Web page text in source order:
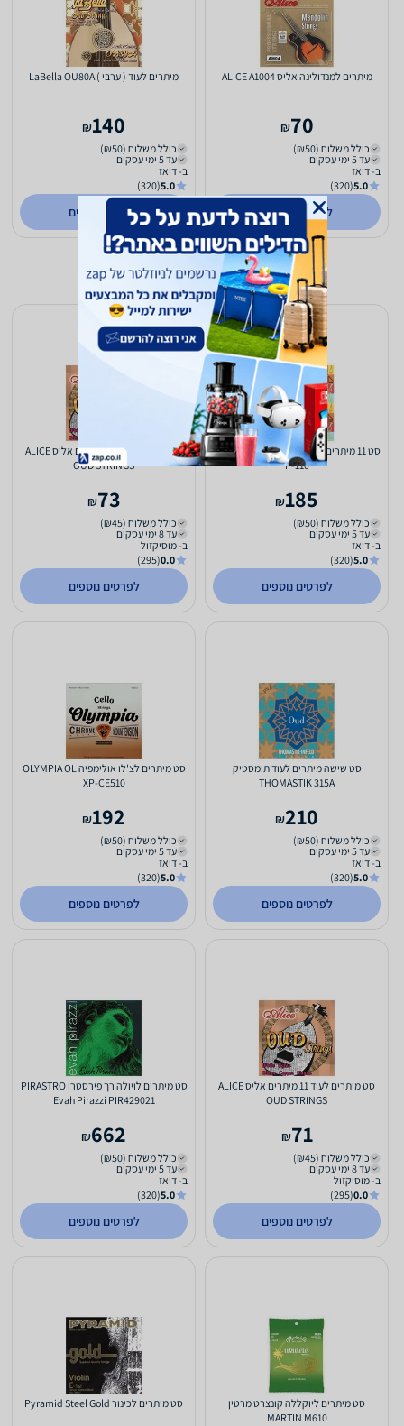
מיתרים למנדולינה אליס ALICE A1004
70
₪
כולל משלוח (₪50)
עד 5 ימי עסקים
ב- דיאז
5.0
(320)
לפרטים נוספים
מיתרים לעוד ( ערבי ) LaBella OU80A
140
₪
כולל משלוח (₪50)
עד 5 ימי עסקים
ב- דיאז
5.0
(320)
לפרטים נוספים
סט 11 מיתרים לעוד קירשנר KURSCHNER
P-110
185
₪
כולל משלוח (₪50)
עד 5 ימי עסקים
ב- דיאז
5.0
(320)
לפרטים נוספים
סט מיתרים לעוד 12 מיתרים אליס ALICE
OUD STRINGS
73
₪
כולל משלוח (₪45)
עד 8 ימי עסקים
ב- מוסיקזול
0.0
(295)
לפרטים נוספים
סט שישה מיתרים לעוד תומסטיק
THOMASTIK 315A
210
₪
כולל משלוח (₪50)
עד 5 ימי עסקים
ב- דיאז
5.0
(320)
לפרטים נוספים
סט מיתרים לצ'לו אולימפיה OLYMPIA OL
XP-CE510
192
₪
כולל משלוח (₪50)
עד 5 ימי עסקים
ב- דיאז
5.0
(320)
לפרטים נוספים
סט מיתרים לעוד 11 מיתרים אליס ALICE
OUD STRINGS
71
₪
כולל משלוח (₪45)
עד 8 ימי עסקים
ב- מוסיקזול
0.0
(295)
לפרטים נוספים
סט מיתרים לויולה רך פירסטרו PIRASTRO
Evah Pirazzi PIR429021
662
₪
כולל משלוח (₪50)
עד 5 ימי עסקים
ב- דיאז
5.0
(320)
לפרטים נוספים
סט מיתרים ליוקללה קונצרט מרטין
MARTIN M610
סט מיתרים לכינור Pyramid Steel Gold